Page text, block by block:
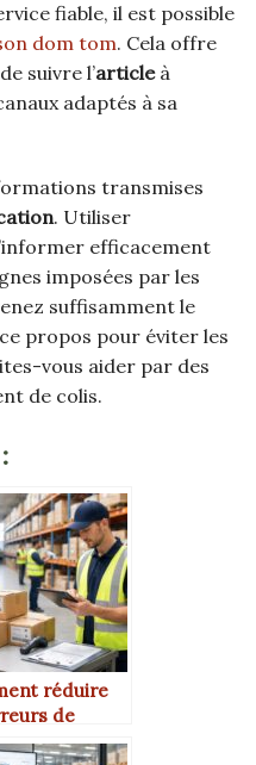
fiable, il est possible
dom tom. Cela offre
suivre l’article à
adaptés à sa
transmises
. Utiliser
efficacement
imposées par les
suffisamment le
propos pour éviter les
vous aider par des
de colis.
réduire
de
de